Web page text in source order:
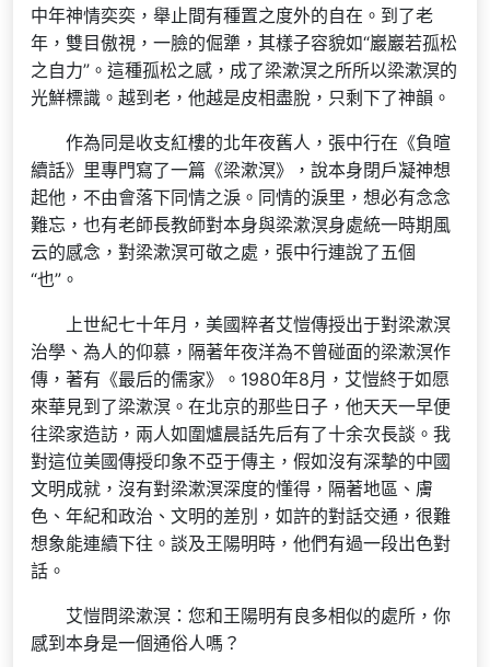
中年神情奕奕，舉止間有種置之度外的自在。到了老
年，雙目傲視，一臉的倔犟，其樣子容貌如“巖巖若孤松
之自力”。這種孤松之感，成了梁漱溟之所所以梁漱溟的
光鮮標識。越到老，他越是皮相盡脫，只剩下了神韻。
作為同是收支紅樓的北年夜舊人，張中行在《負暄
續話》里專門寫了一篇《梁漱溟》，說本身閉戶凝神想
起他，不由會落下同情之淚。同情的淚里，想必有念念
難忘，也有老師長教師對本身與梁漱溟身處統一時期風
云的感念，對梁漱溟可敬之處，張中行連說了五個
“也”。
上世紀七十年月，美國粹者艾愷傳授出于對梁漱溟
治學、為人的仰慕，隔著年夜洋為不曾碰面的梁漱溟作
傳，著有《最后的儒家》。1980年8月，艾愷終于如愿
來華見到了梁漱溟。在北京的那些日子，他天天一早便
往梁家造訪，兩人如圍爐晨話先后有了十余次長談。我
對這位美國傳授印象不亞于傳主，假如沒有深摯的中國
文明成就，沒有對梁漱溟深度的懂得，隔著地區、膚
色、年紀和政治、文明的差別，如許的對話交通，很難
想象能連續下往。談及王陽明時，他們有過一段出色對
話。
艾愷問梁漱溟：您和王陽明有良多相似的處所，你
感到本身是一個通俗人嗎？